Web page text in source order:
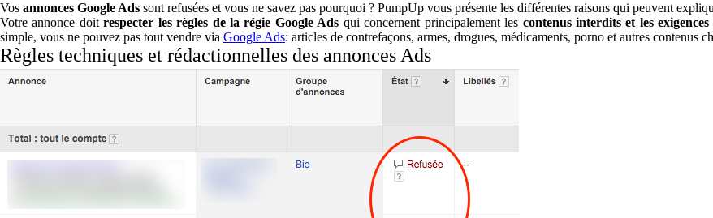
Vos annonces Google Ads sont refusées et vous ne savez pas pourquoi ? PumpUp vous présente les différentes raisons qui peuvent
Votre annonce doitrespecter les règles de la régie Google Ads qui concernent principalement les contenus interdits et les
simple, vous ne pouvez pas tout vendre via Google Ads: articles de contrefaçons, armes, drogues, médicaments, porno et autres contenus
Règles techniques et rédactionnelles des annonces Ads